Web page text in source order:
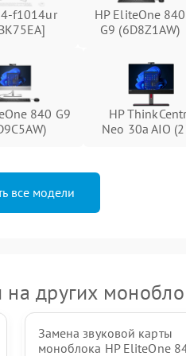
есть) 60 мин 1 год
1 год
60 мин 1 год
60 мин
f1014ur
HP EliteOne 840
G9 (6D8Z1AW)
840 G9
HP
Neo 30a AIO
все модели
других
Замена звуковой карты
моноблока HP EliteOne